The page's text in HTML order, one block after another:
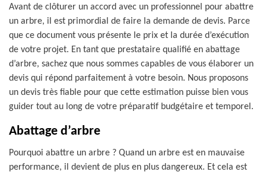
Avant de clôturer un accord avec un professionnel pour abattre
un arbre, il est primordial de faire la demande de devis. Parce
que ce document vous présente le prix et la durée d’exécution
de votre projet. En tant que prestataire qualifié en abattage
d’arbre, sachez que nous sommes capables de vous élaborer un
devis qui répond parfaitement à votre besoin. Nous proposons
un devis très fiable pour que cette estimation puisse bien vous
guider tout au long de votre préparatif budgétaire et temporel.
Abattage d’arbre
Pourquoi abattre un arbre ? Quand un arbre est en mauvaise
performance, il devient de plus en plus dangereux. Et cela est